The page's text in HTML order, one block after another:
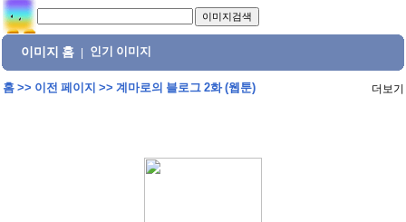
이미지 홈 인기 이미지
홈>> 이전 페이지 >> 계마로의 블로그 2화 (웹툰) 더보기